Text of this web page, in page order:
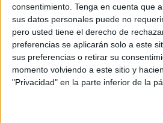
consentimiento. Tenga en cuenta que
sus datos personales puede no
pero usted tiene el derecho de
preferencias se aplicarán solo a este
sus preferencias o retirar su
momento volviendo a este sitio y
"Privacidad" en la parte inferior de la
HACE 45 MINUTOS
El Chorrillo:
móviles los
inmigrantes al foso
HACE 1 HORA